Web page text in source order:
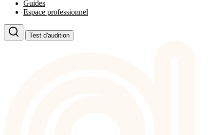
Guides
Espace professionnel
Test d'audition